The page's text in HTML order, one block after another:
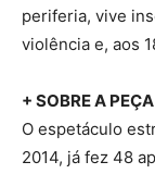
periferia, vive
violência e, aos
+ SOBRE A PEÇA
O espetáculo
2014, já fez 48